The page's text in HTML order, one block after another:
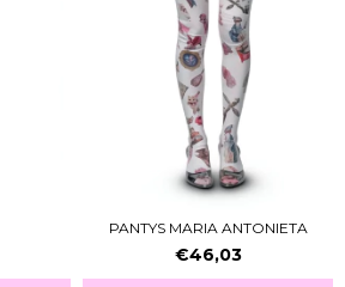
PANTYS MARIA ANTONIETA
€46,03